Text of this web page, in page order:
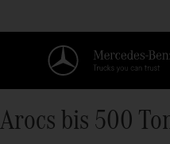
Arocs bis 500